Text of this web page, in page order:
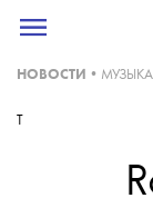
НОВОСТИ • МУЗЫКА
T